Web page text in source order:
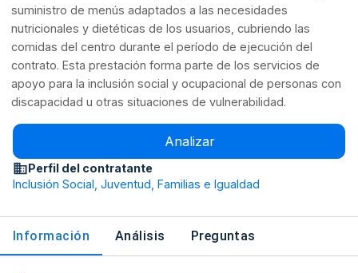
suministro de menús adaptados a las necesidades
nutricionales y dietéticas de los usuarios, cubriendo las
comidas del centro durante el período de ejecución del
contrato. Esta prestación forma parte de los servicios de
apoyo para la inclusión social y ocupacional de personas con
discapacidad u otras situaciones de vulnerabilidad.
Analizar
Perfil del contratante
Inclusión Social, Juventud, Familias e Igualdad
Información Análisis Preguntas